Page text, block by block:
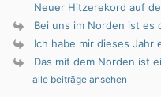
Neuer Hitzerekord auf
Bei uns im Norden ist es
Ich habe mir dieses Jahr
Das mit dem Norden ist
alle beiträge ansehen